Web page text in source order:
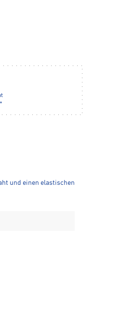
und einen elastischen